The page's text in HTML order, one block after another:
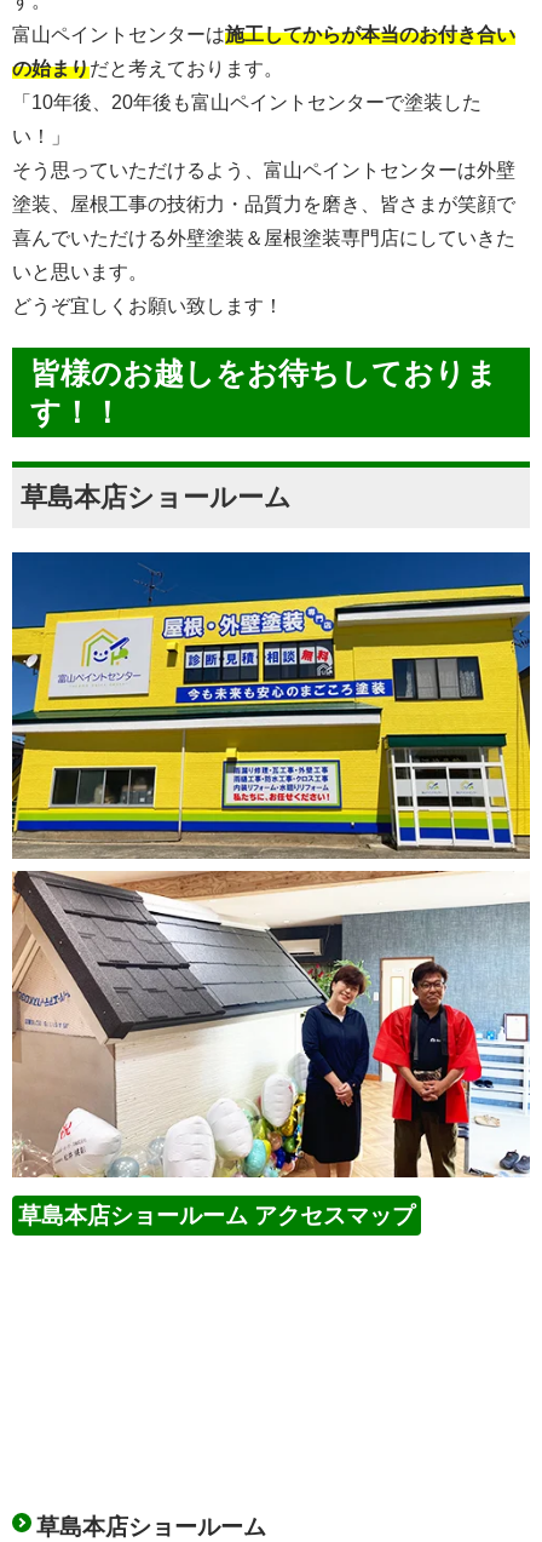
富山ペイントセンターは施工してからが本当のお付き合い
の始まりだと考えております。
「10年後、20年後も富山ペイントセンターで塗装した
い！」
そう思っていただけるよう、富山ペイントセンターは外壁
塗装、屋根工事の技術力・品質力を磨き、皆さまが笑顔で
喜んでいただける外壁塗装＆屋根塗装専門店にしていきた
いと思います。
どうぞ宜しくお願い致します！
皆様のお越しをお待ちしておりま
す！！
草島本店ショールーム
草島本店ショールーム アクセスマップ
草島本店ショールーム